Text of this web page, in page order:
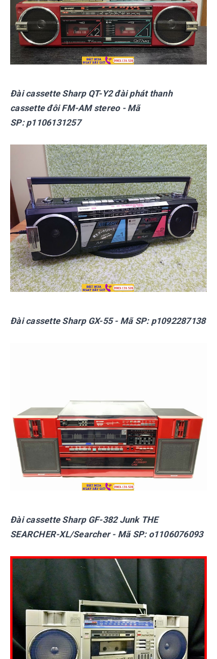
Đài cassette Sharp QT-Y2 đài phát thanh
cassette đôi FM-AM stereo- Mã
SP:p1106131257
Đài cassette Sharp GX-55- Mã SP: p1092287138
Đài cassette Sharp GF-382 Junk THE
SEARCHER-XL/Searcher- Mã SP: o1106076093